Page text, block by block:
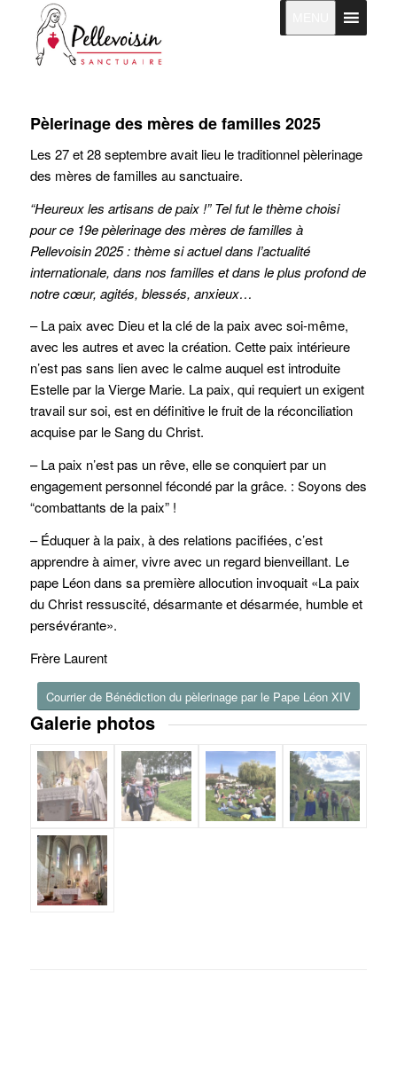
Pèlerinage des mères de familles 2025
Les 27 et 28 septembre avait lieu le traditionnel pèlerinage
des mères de familles au sanctuaire.
“Heureux les artisans de paix !” Tel fut le thème choisi
pour ce 19e pèlerinage des mères de familles à
Pellevoisin 2025 : thème si actuel dans l’actualité
internationale, dans nos familles et dans le plus profond de
notre cœur, agités, blessés, anxieux…
– La paix avec Dieu et la clé de la paix avec soi-même,
avec les autres et avec la création. Cette paix intérieure
n’est pas sans lien avec le calme auquel est introduite
Estelle par la Vierge Marie. La paix, qui requiert un exigent
travail sur soi, est en définitive le fruit de la réconciliation
acquise par le Sang du Christ.
– La paix n’est pas un rêve, elle se conquiert par un
engagement personnel fécondé par la grâce. : Soyons des
“combattants de la paix” !
– Éduquer à la paix, à des relations pacifiées, c’est
apprendre à aimer, vivre avec un regard bienveillant. Le
pape Léon dans sa première allocution invoquait «La paix
du Christ ressuscité, désarmante et désarmée, humble et
persévérante».
Frère Laurent
Courrier de Bénédiction du pèlerinage par le Pape Léon XIV
Galerie photos